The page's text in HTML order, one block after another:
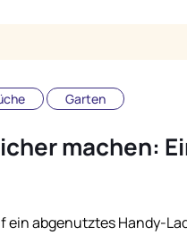
Garten
machen:
ein abgenutztes Handy-